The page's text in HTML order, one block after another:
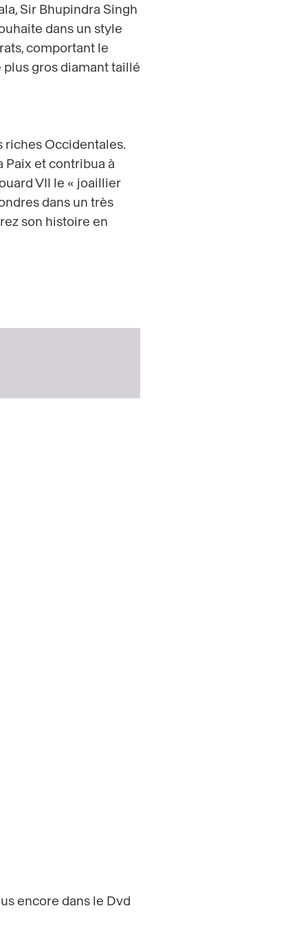
Sir Bhupindra Singh
dans un style
comportant le
gros diamant taillé
riches Occidentales.
Paix et contribua à
VII le « joaillier
dans un très
son histoire en
encore dans le Dvd